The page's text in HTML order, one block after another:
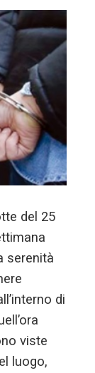
del 25
serenità
di
viste
luogo,